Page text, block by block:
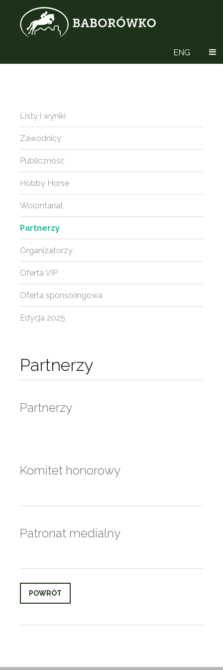
ENG
Partnerzy
Partnerzy
Komitet honorowy
Patronat medialny
POWRÓT
Listy i wyniki
Zawodnicy
Publiczność
Hobby Horse
Wolontariat
Partnerzy
Organizatorzy
Oferta VIP
Oferta sponsoringowa
Edycja 2025